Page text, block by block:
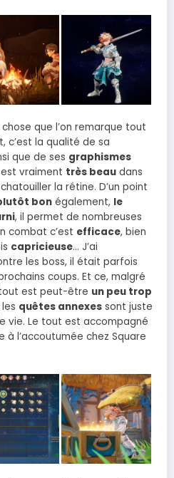
que l’on remarque tout
c’est la qualité de sa
que de ses graphismes
est vraiment très beau dans
la rétine. D’un point
bon également, le
, il permet de nombreuses
combat c’est efficace, bien
capricieuse… J’ai
les boss, il était parfois
coups. Et ce, malgré
est peut-être un peu trop
quêtes annexes sont juste
vie. Le tout est accompagné
à l’accoutumée chez Square